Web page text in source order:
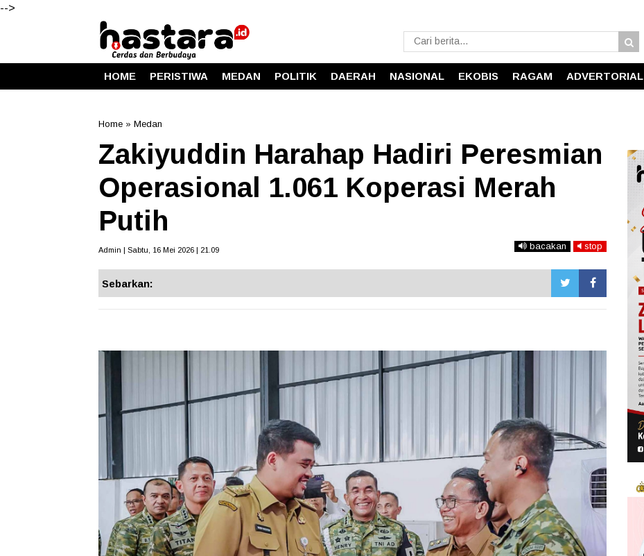
-->
HOME PERISTIWA MEDAN POLITIK DAERAH NASIONAL EKOBIS RAGAM ADVERTORIAL
Home » Medan
Zakiyuddin Harahap Hadiri Peresmian
Operasional 1.061 Koperasi Merah
Putih
Admin | Sabtu, 16 Mei 2026 | 21.09 bacakan stop
Sebarkan: